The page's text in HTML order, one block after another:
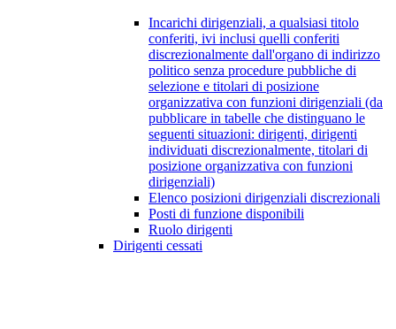
Incarichi dirigenziali, a qualsiasi titolo
conferiti, ivi inclusi quelli conferiti
discrezionalmente dall'organo di indirizzo
politico senza procedure pubbliche di
selezione e titolari di posizione
organizzativa con funzioni dirigenziali (da
pubblicare in tabelle che distinguano le
seguenti situazioni: dirigenti, dirigenti
individuati discrezionalmente, titolari di
posizione organizzativa con funzioni
dirigenziali)
Elenco posizioni dirigenziali discrezionali
Posti di funzione disponibili
Ruolo dirigenti
Dirigenti cessati